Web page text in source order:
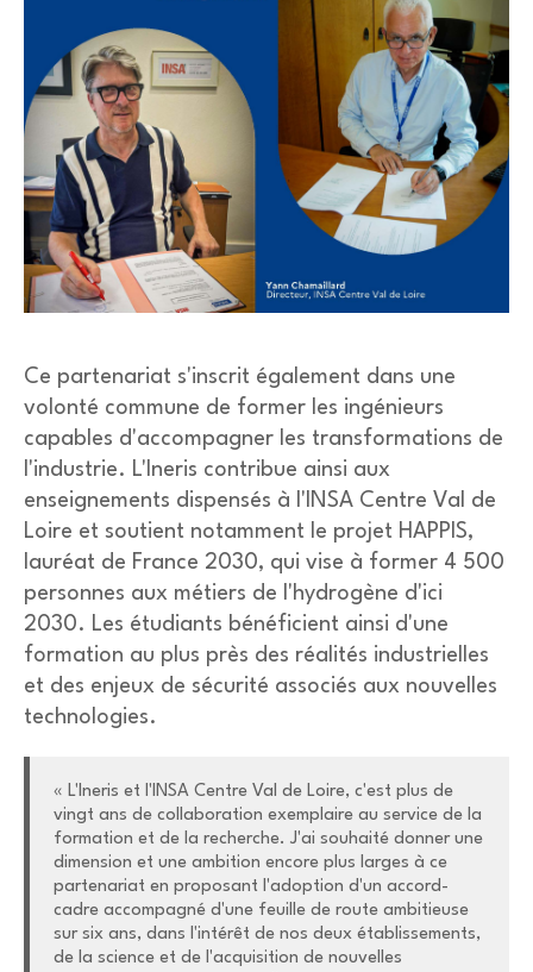
Ce partenariat s'inscrit également dans une
volonté commune de former les ingénieurs
capables d'accompagner les transformations de
l'industrie. L' Ineris contribue ainsi aux
enseignements dispensés à l'INSA Centre Val de
Loire et soutient notamment le projet HAPPIS,
lauréat de France 2030, qui vise à former 4 500
personnes aux métiers de l'hydrogène d'ici
2030. Les étudiants bénéficient ainsi d'une
formation au plus près des réalités industrielles
et des enjeux de sécurité associés aux nouvelles
technologies.
« L'Ineris et l'INSA Centre Val de Loire, c'est plus de
vingt ans de collaboration exemplaire au service de la
formation et de la recherche. J'ai souhaité donner une
dimension et une ambition encore plus larges à ce
partenariat en proposant l'adoption d'un accord-
cadre accompagné d'une feuille de route ambitieuse
sur six ans, dans l'intérêt de nos deux établissements,
de la science et de l'acquisition de nouvelles